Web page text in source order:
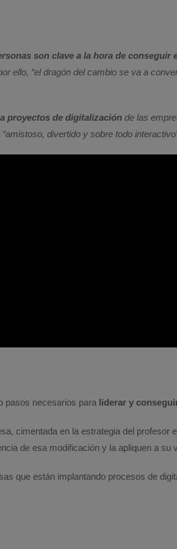
son clave a la hora de conseguir
ello, “el dragón del cambio se va a
proyectos de digitalización de las
divertido y sobre todo
pasos necesarios para liderar y
cimentada en la estrategia del profesor
de esa modificación y la apliquen a su
que están implantando procesos de